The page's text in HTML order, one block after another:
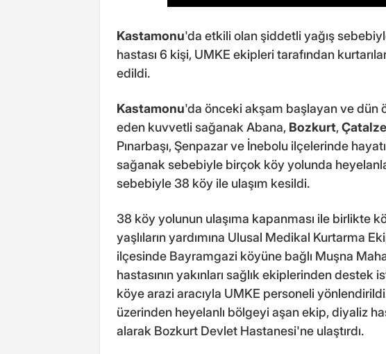
Kastamonu'da etkili olan şiddetli yağış
hastası 6 kişi, UMKE ekipleri tarafından
edildi.
Kastamonu'da önceki akşam başlayan ve dün
eden kuvvetli sağanak Abana, Bozkurt,
Pınarbaşı, Şenpazar ve İnebolu ilçelerinde
sağanak sebebiyle birçok köy yolunda
sebebiyle 38 köy ile ulaşım kesildi.
38 köy yolunun ulaşıma kapanması ile birlikte
yaşlıların yardımına Ulusal Medikal Kurtarma
ilçesinde Bayramgazi köyüne bağlı Muşna
hastasının yakınları sağlık ekiplerinden destek
köye arazi aracıyla UMKE personeli
üzerinden heyelanlı bölgeyi aşan ekip, diyaliz
alarak Bozkurt Devlet Hastanesi'ne ulaştırdı.